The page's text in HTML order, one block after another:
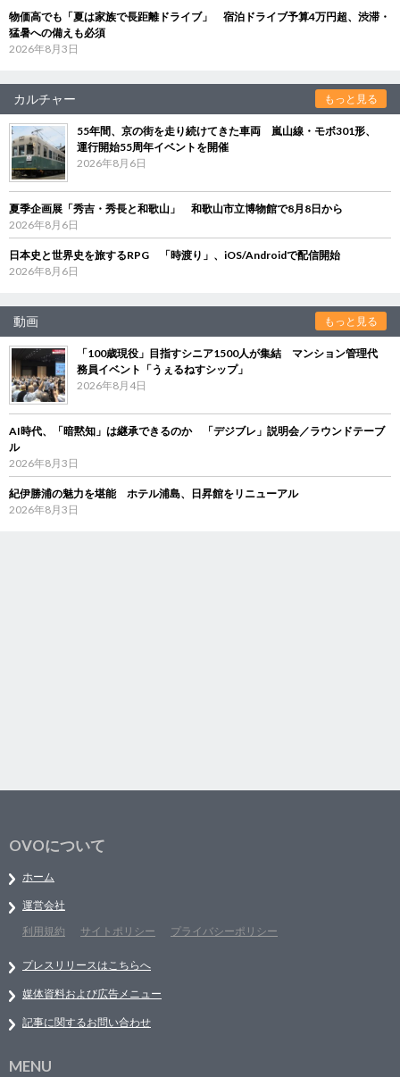
物価高でも「夏は家族で長距離ドライブ」 宿泊ドライブ予算4万円超、渋滞・
猛暑への備えも必須
2026年8月3日
カルチャー もっと見る
55年間、京の街を走り続けてきた車両 嵐山線・モボ301形、
運行開始55周年イベントを開催
2026年8月6日
夏季企画展「秀吉・秀長と和歌山」 和歌山市立博物館で8月8日から
2026年8月6日
日本史と世界史を旅するRPG 「時渡り」、iOS/Androidで配信開始
2026年8月6日
動画 もっと見る
「100歳現役」目指すシニア1500人が集結 マンション管理代
務員イベント「うぇるねすシップ」
2026年8月4日
AI時代、「暗黙知」は継承できるのか 「デジブレ」説明会／ラウンドテーブ
ル
2026年8月3日
紀伊勝浦の魅力を堪能 ホテル浦島、日昇館をリニューアル
2026年8月3日
OVOについて
ホーム
運営会社
利用規約
サイトポリシー プライバシーポリシー
プレスリリースはこちらへ
媒体資料および広告メニュー
記事に関するお問い合わせ
MENU